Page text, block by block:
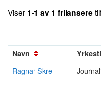
Viser 1-1 av 1 frilansere
Navn
Ragnar Skre